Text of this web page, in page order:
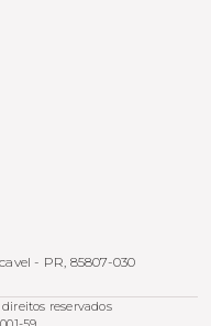
- PR, 85807-030
reservados